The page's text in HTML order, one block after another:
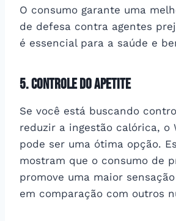
O consumo garante uma
de defesa contra agentes
é essencial para a saúde e
5. Controle do apetite
Se você está buscando
reduzir a ingestão calórica, o
pode ser uma ótima opção.
mostram que o consumo de
promove uma maior
em comparação com outros